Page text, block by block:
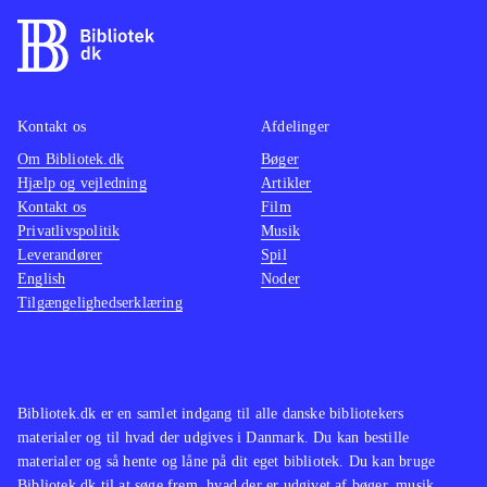
mange måder om "Tekken"-spillene,
og er et kvalificeret alternativ
denne legendariske PS2 klassiker i
visuel forbedret udgave eller om man
er helt grøn, er spiloplevelsen i top,
og der er flere timers underholdning i
kamp med sine venner eller one-
player
Bibliotek.dk er en samlet indgang til alle danske bibliotekers
materialer og til hvad der udgives i Danmark. Du kan bestille
materialer og så hente og låne på dit eget bibliotek. Du kan bruge
Kontakt os
Om Bibliotek.dk
Hjælp og vejledning
Kontakt os
Privatlivspolitik
Leverandører
English
Tilgængelighedserklæring
Afdelinger
Bøger
Artikler
Film
Musik
Spil
Noder